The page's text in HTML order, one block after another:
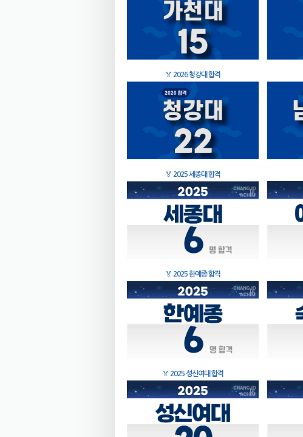
🏅 2026 청강대 합격
🏅 2025 세종대 합격
🏅 2025 한예종 합격
🏅 2025 성신여대 합격